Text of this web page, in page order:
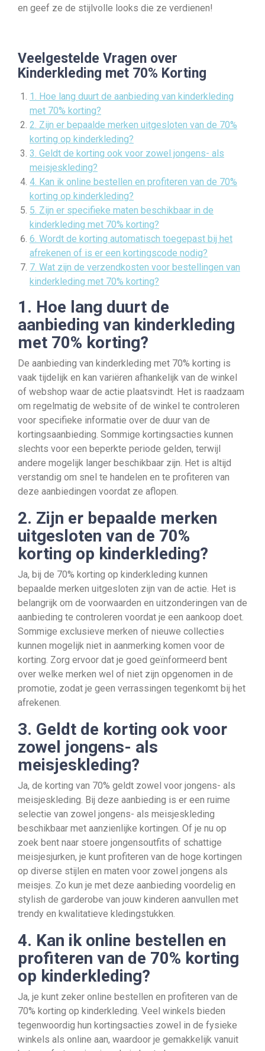
en geef ze de stijlvolle looks die ze verdienen!
Veelgestelde Vragen over
Kinderkleding met 70% Korting
1. Hoe lang duurt de aanbieding van kinderkleding
met 70% korting?
2. Zijn er bepaalde merken uitgesloten van de 70%
korting op kinderkleding?
3. Geldt de korting ook voor zowel jongens- als
meisjeskleding?
4. Kan ik online bestellen en profiteren van de 70%
korting op kinderkleding?
5. Zijn er specifieke maten beschikbaar in de
kinderkleding met 70% korting?
6. Wordt de korting automatisch toegepast bij het
afrekenen of is er een kortingscode nodig?
7. Wat zijn de verzendkosten voor bestellingen van
kinderkleding met 70% korting?
1. Hoe lang duurt de
aanbieding van kinderkleding
met 70% korting?
De aanbieding van kinderkleding met 70% korting is
vaak tijdelijk en kan variëren afhankelijk van de winkel
of webshop waar de actie plaatsvindt. Het is raadzaam
om regelmatig de website of de winkel te controleren
voor specifieke informatie over de duur van de
kortingsaanbieding. Sommige kortingsacties kunnen
slechts voor een beperkte periode gelden, terwijl
andere mogelijk langer beschikbaar zijn. Het is altijd
verstandig om snel te handelen en te profiteren van
deze aanbiedingen voordat ze aflopen.
2. Zijn er bepaalde merken
uitgesloten van de 70%
korting op kinderkleding?
Ja, bij de 70% korting op kinderkleding kunnen
bepaalde merken uitgesloten zijn van de actie. Het is
belangrijk om de voorwaarden en uitzonderingen van de
aanbieding te controleren voordat je een aankoop doet.
Sommige exclusieve merken of nieuwe collecties
kunnen mogelijk niet in aanmerking komen voor de
korting. Zorg ervoor dat je goed geïnformeerd bent
over welke merken wel of niet zijn opgenomen in de
promotie, zodat je geen verrassingen tegenkomt bij het
afrekenen.
3. Geldt de korting ook voor
zowel jongens- als
meisjeskleding?
Ja, de korting van 70% geldt zowel voor jongens- als
meisjeskleding. Bij deze aanbieding is er een ruime
selectie van zowel jongens- als meisjeskleding
beschikbaar met aanzienlijke kortingen. Of je nu op
zoek bent naar stoere jongensoutfits of schattige
meisjesjurken, je kunt profiteren van de hoge kortingen
op diverse stijlen en maten voor zowel jongens als
meisjes. Zo kun je met deze aanbieding voordelig en
stylish de garderobe van jouw kinderen aanvullen met
trendy en kwalitatieve kledingstukken.
4. Kan ik online bestellen en
profiteren van de 70% korting
op kinderkleding?
Ja, je kunt zeker online bestellen en profiteren van de
70% korting op kinderkleding. Veel winkels bieden
tegenwoordig hun kortingsacties zowel in de fysieke
winkels als online aan, waardoor je gemakkelijk vanuit